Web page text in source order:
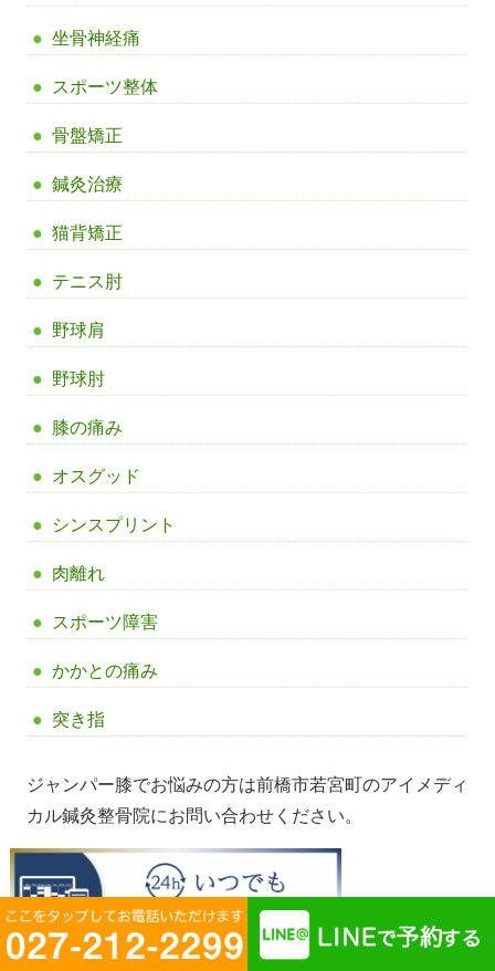
坐骨神経痛
スポーツ整体
骨盤矯正
鍼灸治療
猫背矯正
テニス肘
野球肩
野球肘
膝の痛み
オスグッド
シンスプリント
肉離れ
スポーツ障害
かかとの痛み
突き指
ジャンパー膝でお悩みの方は前橋市若宮町のアイメディ
カル鍼灸整骨院にお問い合わせください。